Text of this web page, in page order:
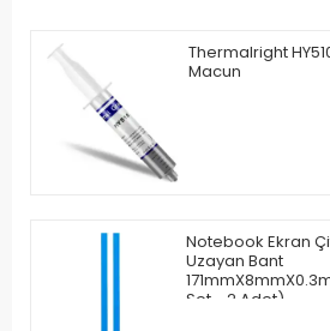
Thermalright
Macun
Notebook Ekran
Uzayan Bant
Set - 2 Adet)